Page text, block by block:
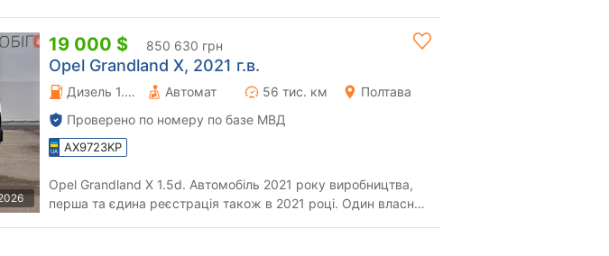
19 000 $ 850 630 грн
Opel Grandland X, 2021 г.в.
Дизель 1.5 л. Автомат 56 тис. км
Полтава
Проверено по номеру по базе МВД
AX9723KP
Opel Grandland X 1.5d. Автомобіль 2021 року виробництва,
перша та єдина реєстрація також в 2021 році. Один власник